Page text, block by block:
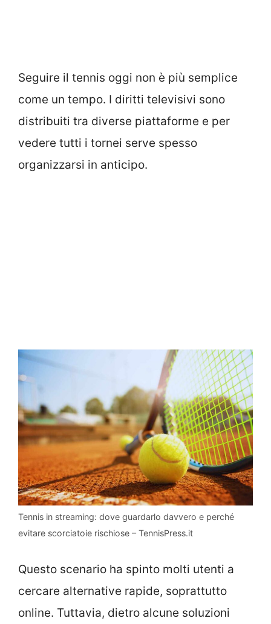
Seguire il tennis oggi non è più semplice
come un tempo. I diritti televisivi sono
distribuiti tra diverse piattaforme e per
vedere tutti i tornei serve spesso
organizzarsi in anticipo.
Tennis in streaming: dove guardarlo davvero e perché
evitare scorciatoie rischiose – TennisPress.it
Questo scenario ha spinto molti utenti a
cercare alternative rapide, soprattutto
online. Tuttavia, dietro alcune soluzioni